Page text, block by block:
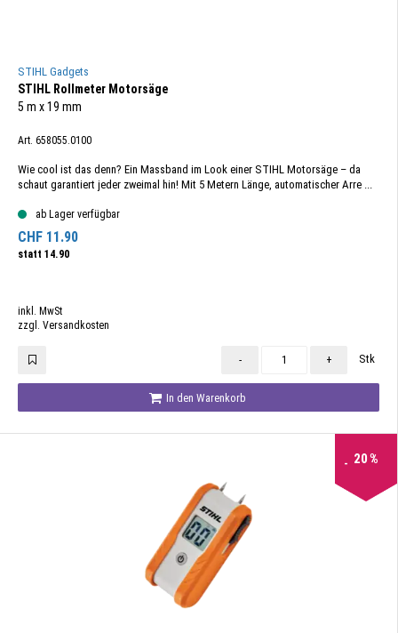
STIHL Gadgets
STIHL Rollmeter Motorsäge
5 m x 19 mm
Art. 658055.0100
Wie cool ist das denn? Ein Massband im Look einer STIHL Motorsäge – da
schaut garantiert jeder zweimal hin! Mit 5 Metern Länge, automatischer Arre ...
ab Lager verfügbar
CHF 11.90
statt 14.90
inkl. MwSt
zzgl. Versandkosten
- + Stk
In den Warenkorb
20%